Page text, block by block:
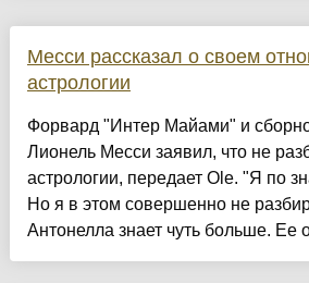
Месси рассказал о своем
астрологии
Форвард "Интер Майами" и
Лионель Месси заявил, что не
астрологии, передает Ole. "Я по
Но я в этом совершенно не
Антонелла знает чуть больше. Ее